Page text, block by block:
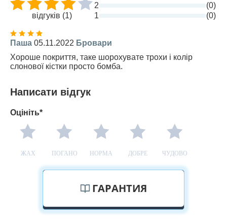
відгуків (1)
2
(0)
1
(0)
Паша 05.11.2022 Бровари
Хороше покриття, таке шорохувате трохи і колір
слонової кістки просто бомба.
Написати відгук
Оцініть*
ЖАХ ПОГАНО НОРМА ДОБРЕ ЧУДОВО
ГАРАНТИЯ